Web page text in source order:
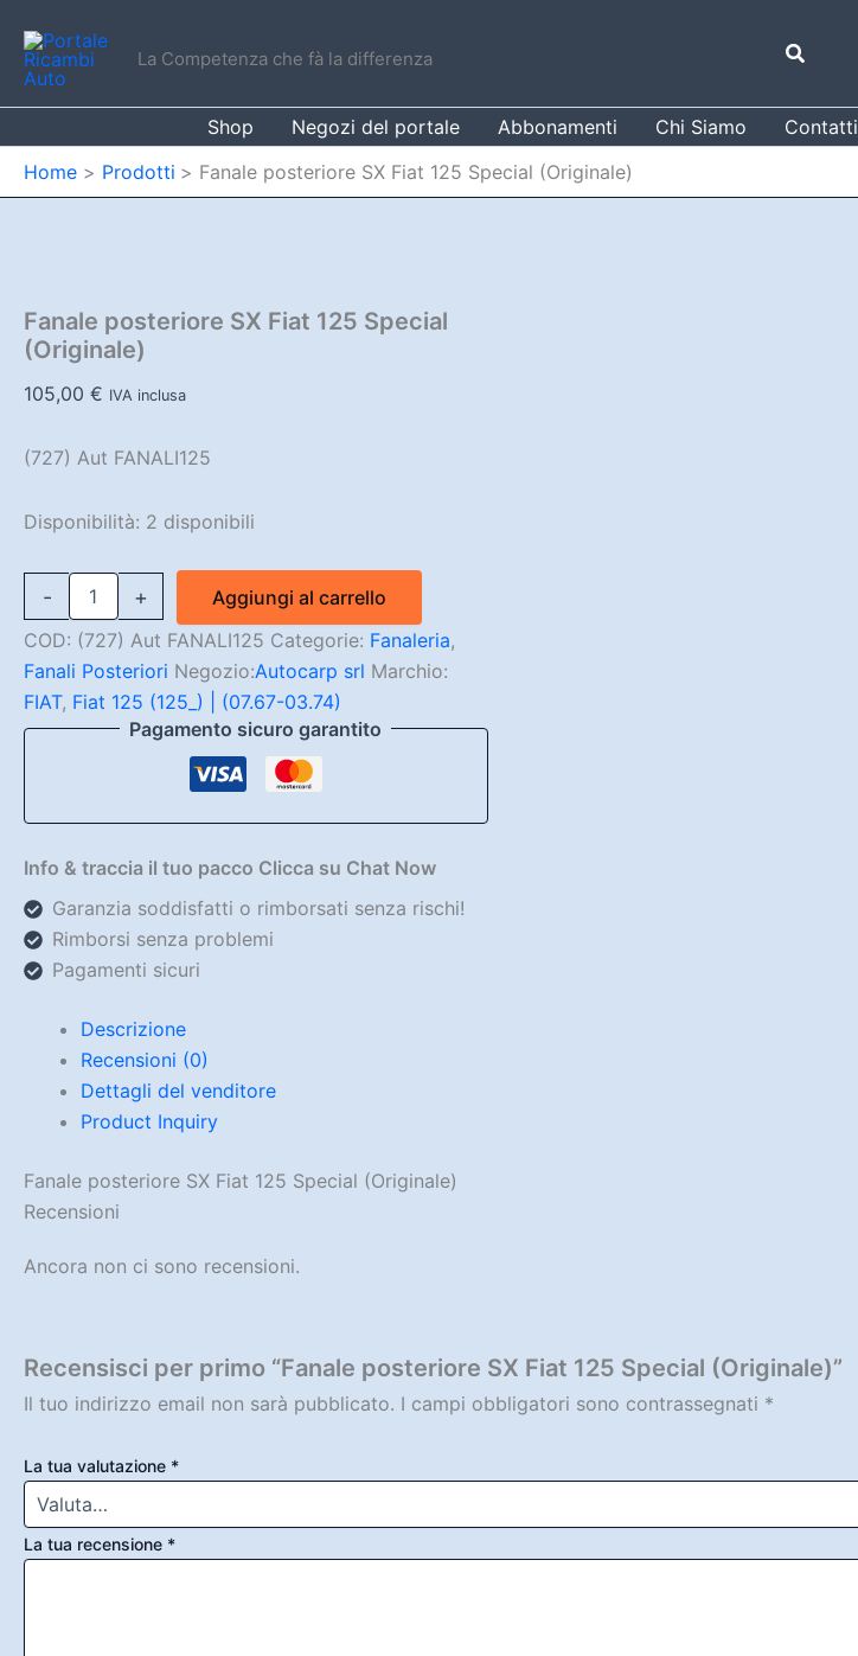
contenuto
La Competenza che fà la differenza Cerca
Shop Negozi del portale Abbonamenti Chi Siamo Contatti
Home
Prodotti Fanale posteriore SX Fiat 125 Special (Originale)
Fanale posteriore SX Fiat 125 Special
(Originale)
105,00 € IVA inclusa
(727) Aut FANALI125
Disponibilità: 2 disponibili
-
Fanale
posteriore
SX
Fiat
125
Special
(Originale)
+
Aggiungi al carrello
COD: (727) Aut FANALI125 Categorie: Fanaleria,
Fanali Posteriori Negozio:Autocarp srl Marchio:
FIAT, Fiat 125 (125_) | (07.67-03.74)
Pagamento sicuro garantito
Info & traccia il tuo pacco Clicca su Chat Now
Garanzia soddisfatti o rimborsati senza rischi!
Rimborsi senza problemi
Pagamenti sicuri
Descrizione
Recensioni (0)
Dettagli del venditore
Product Inquiry
Fanale posteriore SX Fiat 125 Special (Originale)
Recensioni
Ancora non ci sono recensioni.
Recensisci per primo “Fanale posteriore SX Fiat 125 Special (Originale)”
Il tuo indirizzo email non sarà pubblicato. I campi obbligatori sono contrassegnati *
La tua valutazione *
La tua recensione *